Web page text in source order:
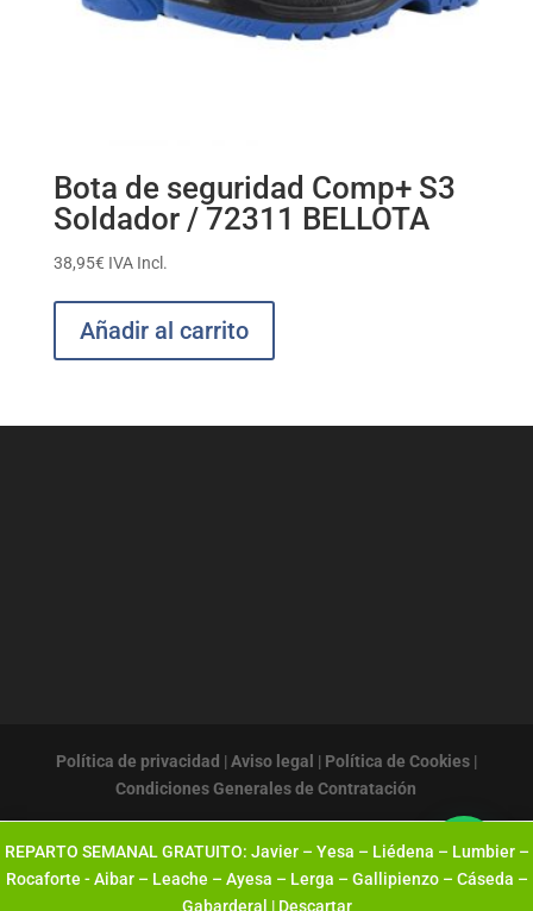
REPARTO SEMANAL GRATUITO: Javier – Yesa – Liédena – Lumbier –
Rocaforte - Aibar – Leache – Ayesa – Lerga – Gallipienzo – Cáseda –
Gabarderal | Descartar
Bota de seguridad Comp+ S3
Soldador / 72311 BELLOTA
38,95€ IVA Incl.
Añadir al carrito
Política de privacidad | Aviso legal | Política de Cookies|
Condiciones Generales de Contratación